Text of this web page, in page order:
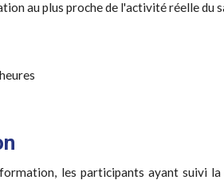
au plus proche de l'activité réelle du
formation, les participants ayant suivi